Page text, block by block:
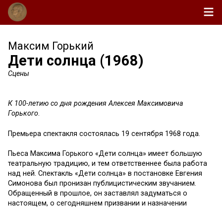
Максим Горький
Дети солнца (1968)
Сцены
К 100-летию со дня рождения Алексея Максимовича
Горького.
Премьера спектакля состоялась 19 сентября 1968 года.
Пьеса Максима Горького «Дети солнца» имеет большую
театральную традицию, и тем ответственнее была работа
над ней. Спектакль «Дети солнца» в постановке Евгения
Симонова был пронизан публицистическим звучанием.
Обращенный в прошлое, он заставлял задуматься о
настоящем, о сегодняшнем призвании и назначении